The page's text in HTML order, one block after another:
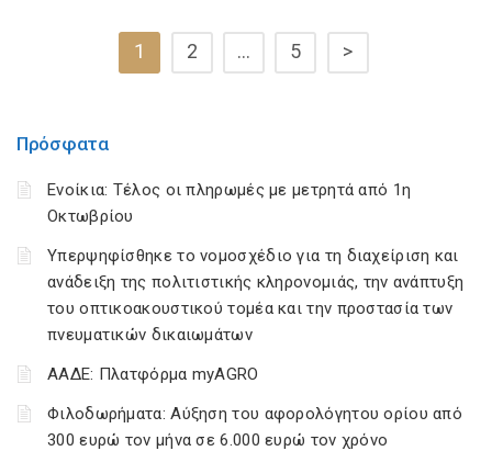
1 2 … 5 >
Πρόσφατα
Ενοίκια: Τέλος οι πληρωμές με μετρητά από 1η
Οκτωβρίου
Υπερψηφίσθηκε το νομοσχέδιο για τη διαχείριση και
ανάδειξη της πολιτιστικής κληρονομιάς, την ανάπτυξη
του οπτικοακουστικού τομέα και την προστασία των
πνευματικών δικαιωμάτων
ΑΑΔΕ: Πλατφόρμα myAGRO
Φιλοδωρήματα: Αύξηση του αφορολόγητου ορίου από
300 ευρώ τον μήνα σε 6.000 ευρώ τον χρόνο